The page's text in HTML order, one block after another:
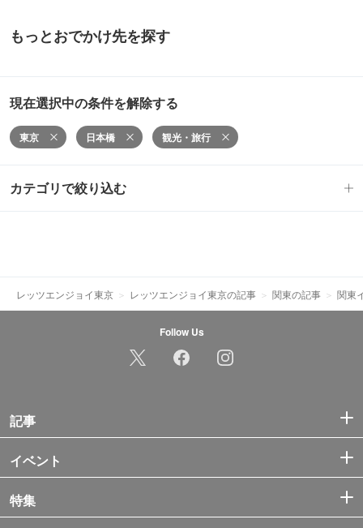
もっとおでかけ先を探す
現在選択中の条件を解除する
東京 日本橋 観光・旅行
カテゴリで絞り込む
レッツエンジョイ東京 レッツエンジョイ東京の記事 関東の記事 関東
Follow Us
記事
イベント
特集